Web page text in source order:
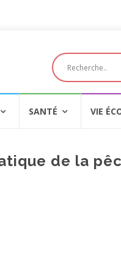
SANTÉ VIE
de la